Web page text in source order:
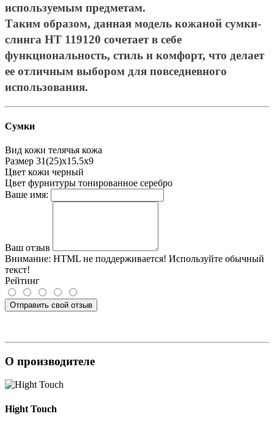
используемым предметам.
Таким образом, данная модель кожаной сумки-
слинга HT 119120 сочетает в себе
функциональность, стиль и комфорт, что делает
ее отличным выбором для повседневного
использования.
Сумки
Вид кожи телячья кожа
Размер 31(25)х15.5х9
Цвет кожи черный
Цвет фурнитуры тонированное серебро
Ваше имя:
Ваш отзыв
Внимание: HTML не поддерживается! Используйте обычный
текст!
Рейтинг
Отправить свой отзыв
О производителе
Hight Touch